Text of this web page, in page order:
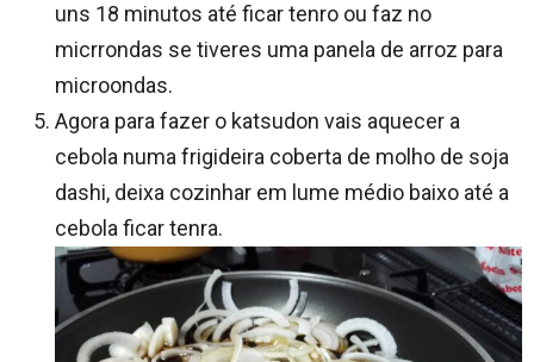
uns 18 minutos até ficar tenro ou faz no
micrrondas se tiveres uma panela de arroz para
microondas.
Agora para fazer o katsudon vais aquecer a
cebola numa frigideira coberta de molho de soja
dashi, deixa cozinhar em lume médio baixo até a
cebola ficar tenra.